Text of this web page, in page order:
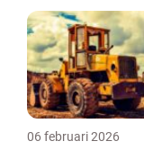
06 februari 2026